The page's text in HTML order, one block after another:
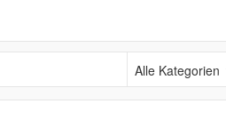
Alle Kategorien